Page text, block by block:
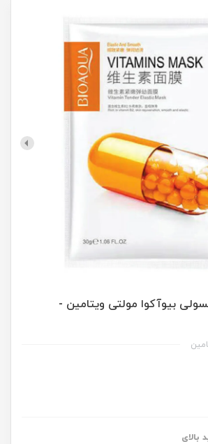
بیوآکوا مولتی ویتامین -
بالای